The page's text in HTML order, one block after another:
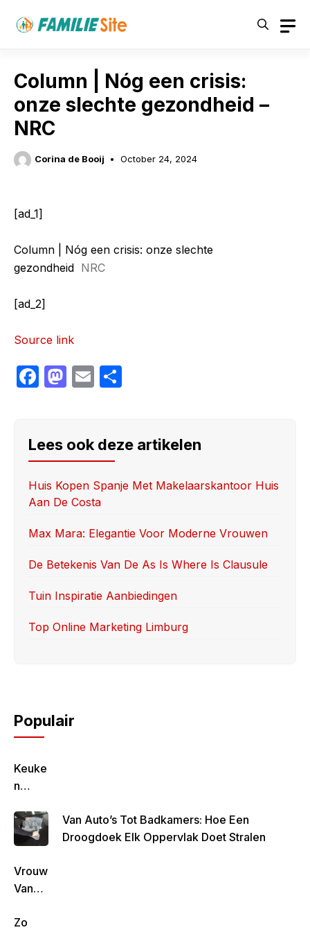
Column | Nóg een crisis:
onze slechte gezondheid –
NRC
Corina de Booij October 24, 2024
[ad_1]
Column | Nóg een crisis: onze slechte
gezondheid NRC
[ad_2]
Source link
F
e
b
o
o
k
M
o
d
o
n
E
e
Lees ook deze artikelen
Huis Kopen Spanje Met Makelaarskantoor Huis
Aan De Costa
Max Mara: Elegantie Voor Moderne Vrouwen
De Betekenis Van De As Is Where Is Clausule
Tuin Inspiratie Aanbiedingen
Top Online Marketing Limburg
Populair
Keuke
N
–
Gezon
Lekke
R &
L
Van Auto’s Tot Badkamers: Hoe Een
Droogdoek Elk Oppervlak Doet Stralen
Vrouw
Van
De
Zo